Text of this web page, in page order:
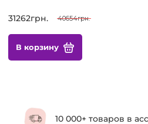
31262грн. 40654грн.
В корзину
10 000+ товаров в